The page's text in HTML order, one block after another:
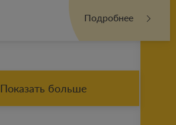
Подробнее
Показать больше